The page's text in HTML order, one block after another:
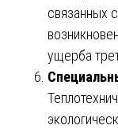
связанных
ущерба